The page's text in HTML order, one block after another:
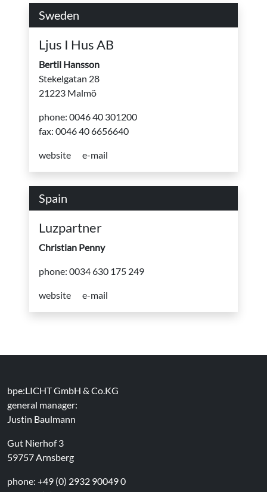
Sweden
Ljus I Hus AB
Bertil Hansson
Stekelgatan 28
21223 Malmö
phone: 0046 40 301200
fax: 0046 40 6656640
website e-mail
Spain
Luzpartner
Christian Penny
phone: 0034 630 175 249
website e-mail
bpe:LICHT GmbH & Co.KG
general manager:
Justin Baulmann
Gut Nierhof 3
59757 Arnsberg
phone: +49 (0) 2932 90049 0